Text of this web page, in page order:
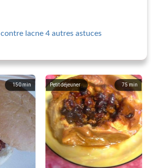
lacne 4 autres astuces
150 min 75min
Petit déjeuner